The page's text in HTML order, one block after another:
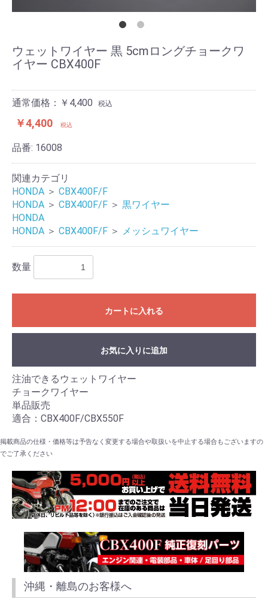
ウェットワイヤー 黒 5cmロングチョークワ
イヤー CBX400F
通常価格：￥4,400 税込
￥4,400 税込
品番: 16008
関連カテゴリ
HONDA ＞ CBX400F/F
HONDA ＞ CBX400F/F ＞ 黒ワイヤー
HONDA
HONDA ＞ CBX400F/F ＞ メッシュワイヤー
数量
カートに入れる
お気に入りに追加
注油できるウェットワイヤー
チョークワイヤー
単品販売
適合：CBX400F/CBX550F
掲載商品の仕様・価格等は予告なく変更する場合や取扱いを中止する場合もございますの
でご了承ください
沖縄・離島のお客様へ